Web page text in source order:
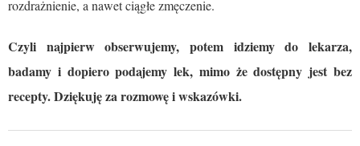
rozdrażnienie, a nawet ciągłe zmęczenie.
Czyli najpierw obserwujemy, potem idziemy do lekarza,
badamy i dopiero podajemy lek, mimo że dostępny jest bez
recepty. Dziękuję za rozmowę i wskazówki.